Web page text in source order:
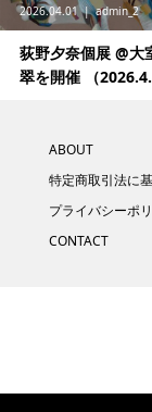
2026.04.01 admin_2
荻野夕奈個展 @大
翠を開催 （
ABOUT
特定商取引法に
プライバシーポ
CONTACT